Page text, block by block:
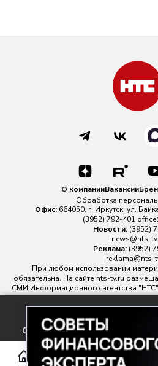
соглашаетесь с
обработки
данных.
О компанииВакансии
Обработка
Офис: 664050, г. Иркутск, ул.
(3952) 792-401
Новости: (3952)
rnews@nts-
Реклама: (3952)
reklama@nts-
При любом использовании
обязательна. На сайте nts-tv.ru
СМИ Информационного агентства
№ ФС 77 - 88763 зарегистрировано
надзору в сфере связи,
Главный редактор ИА "НТС" Иштулкин